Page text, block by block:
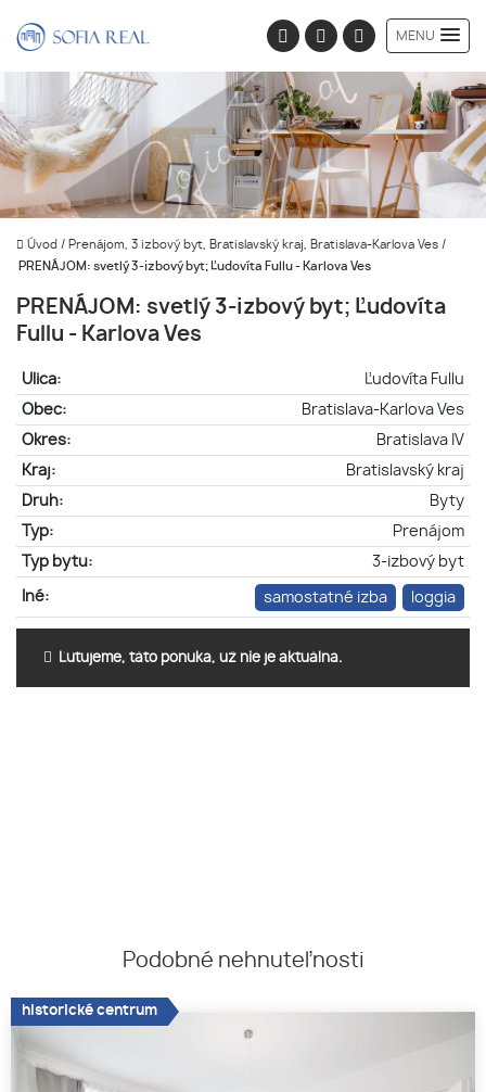
MENU
Úvod / Prenájom, 3 izbový byt, Bratislavský kraj, Bratislava-Karlova Ves /
PRENÁJOM: svetlý 3-izbový byt; Ľudovíta Fullu - Karlova Ves
PRENÁJOM: svetlý 3-izbový byt; Ľudovíta
Fullu - Karlova Ves
Ulica:
Ľudovíta Fullu
Obec:
Bratislava-Karlova Ves
Okres:
Bratislava IV
Kraj:
Bratislavský kraj
Druh:
Byty
Typ:
Prenájom
Typ bytu:
3-izbový byt
Iné: samostatné izba loggia
Ľutujeme, táto ponuka, už nie je aktuálna.
Podobné nehnuteľnosti
historické centrum